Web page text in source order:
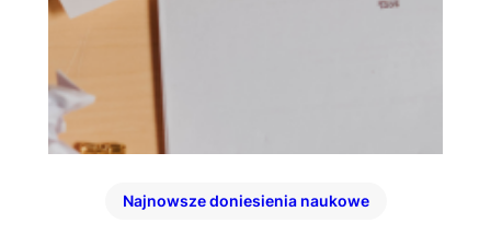
Najnowsze doniesienia naukowe